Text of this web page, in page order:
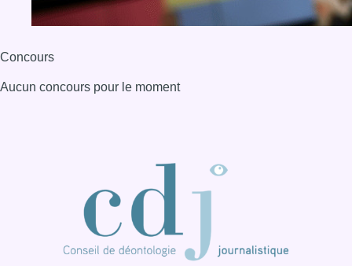
Concours
Aucun concours pour le moment